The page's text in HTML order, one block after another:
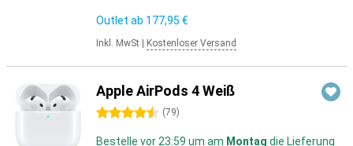
Outlet ab 177,95 €
Inkl. MwSt Kostenloser Versand
Apple AirPods 4 Weiß
4.5 Sterne (79)
Bestelle vor 23:59 um am Montag die Lieferung